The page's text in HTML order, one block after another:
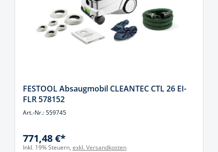
FESTOOL Absaugmobil CLEANTEC CTL 26 EI-
FLR 578152
Art.-Nr.: 559745
771,48 €*
Inkl. 19% Steuern, exkl. Versandkosten